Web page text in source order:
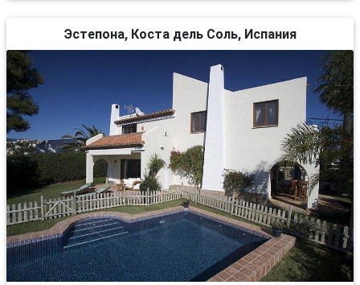
Эстепона, Коста дель Соль, Испания